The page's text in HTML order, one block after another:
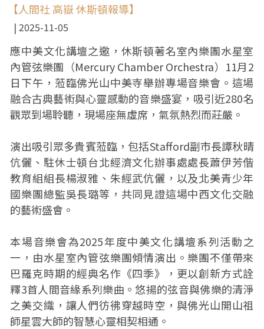
【人間社 高嶽 休斯頓報導】
2025-11-05
應中美文化講壇之邀，休斯頓著名室內樂團水星室
內管弦樂團（Mercury Chamber Orchestra）11月2
日下午，蒞臨佛光山中美寺舉辦專場音樂會。這場
融合古典藝術與心靈感動的音樂盛宴，吸引近280名
觀眾到場聆聽，現場座無虛席，氣氛熱烈而莊嚴。
演出吸引眾多貴賓蒞臨，包括Stafford副市長譚秋晴
伉儷、駐休士頓台北經濟文化辦事處處長蕭伊芳偕
教育組組長楊淑雅、朱經武伉儷，以及北美青少年
國樂團總監吳長璐等，共同見證這場中西文化交融
的藝術盛會。
本場音樂會為2025年度中美文化講壇系列活動之
一，由水星室內管弦樂團傾情演出。樂團不僅帶來
巴羅克時期的經典名作《四季》，更以創新方式詮
釋3首人間音緣系列樂曲。悠揚的弦音與佛樂的清淨
之美交織，讓人們彷彿穿越時空，與佛光山開山祖
師星雲大師的智慧心靈相契相通。